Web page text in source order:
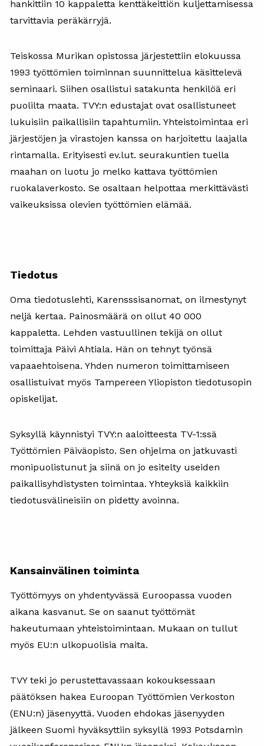
hankittiin 10 kappaletta kenttäkeittiön kuljettamisessa
tarvittavia peräkärryjä.
Teiskossa Murikan opistossa järjestettiin elokuussa
1993 työttömien toiminnan suunnittelua käsittelevä
seminaari. Siihen osallistui satakunta henkilöä eri
puolilta maata. TVY:n edustajat ovat osallistuneet
lukuisiin paikallisiin tapahtumiin. Yhteistoimintaa eri
järjestöjen ja virastojen kanssa on harjoitettu laajalla
rintamalla. Erityisesti ev.lut. seurakuntien tuella
maahan on luotu jo melko kattava työttömien
ruokalaverkosto. Se osaltaan helpottaa merkittävästi
vaikeuksissa olevien työttömien elämää.
Tiedotus
Oma tiedotuslehti, Karensssisanomat, on ilmestynyt
neljä kertaa. Painosmäärä on ollut 40 000
kappaletta. Lehden vastuullinen tekijä on ollut
toimittaja Päivi Ahtiala. Hän on tehnyt työnsä
vapaaehtoisena. Yhden numeron toimittamiseen
osallistuivat myös Tampereen Yliopiston tiedotusopin
opiskelijat.
Syksyllä käynnistyi TVY:n aaloitteesta TV-1:ssä
Työttömien Päiväopisto. Sen ohjelma on jatkuvasti
monipuolistunut ja siinä on jo esitelty useiden
paikallisyhdistysten toimintaa. Yhteyksiä kaikkiin
tiedotusvälineisiin on pidetty avoinna.
Kansainvälinen toiminta
Työttömyys on yhdentyvässä Euroopassa vuoden
aikana kasvanut. Se on saanut työttömät
hakeutumaan yhteistoimintaan. Mukaan on tullut
myös EU:n ulkopuolisia maita.
TVY teki jo perustettavassaan kokouksessaan
päätöksen hakea Euroopan Työttömien Verkoston
(ENU:n) jäsenyyttä. Vuoden ehdokas jäsenyyden
jälkeen Suomi hyväksyttiin syksyllä 1993 Potsdamin